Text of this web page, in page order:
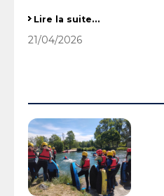
SEMAINE CULTURELLE 5EME
Lire la suite…
21/04/2026